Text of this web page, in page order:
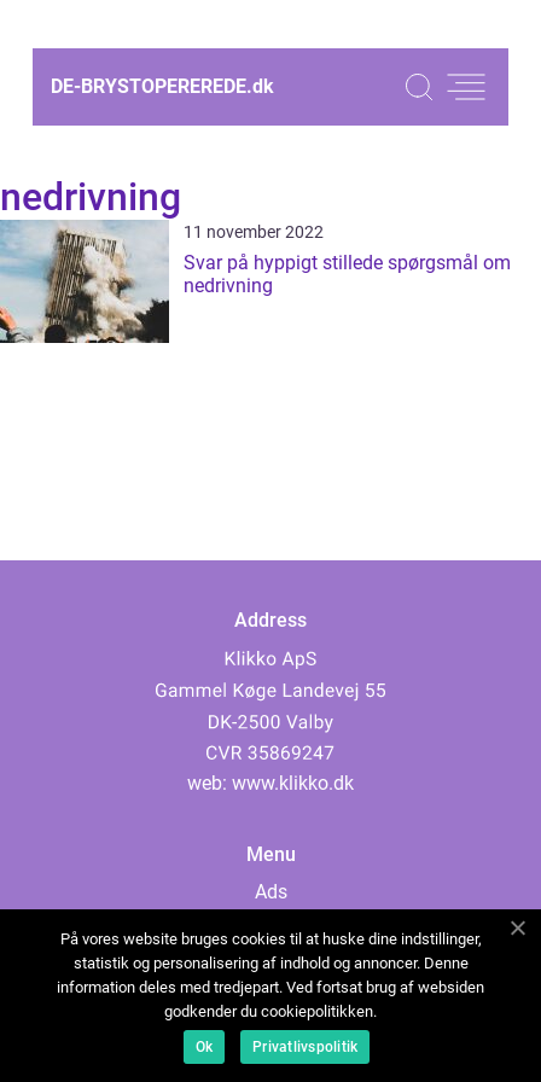
DE-BRYSTOPEREREDE.dk
nedrivning
11 november 2022
Svar på hyppigt stillede spørgsmål om
nedrivning
Address
web: www.klikko.dk
Menu
Ads
Cookies
Contact
Sitemap
På vores website bruges cookies til at huske dine indstillinger,
statistik og personalisering af indhold og annoncer. Denne
information deles med tredjepart. Ved fortsat brug af websiden
godkender du cookiepolitikken.
Ok Privatlivspolitik